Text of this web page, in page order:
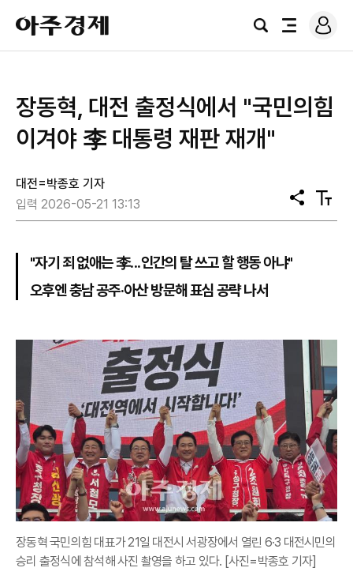
아
주
경
검
전
로
그
장동혁, 대전 출정식에서 "국민의힘
이겨야 李 대통령 재판 재개"
대전=박종호 기자
입력 2026-05-21 13:13
공
유
텍
스
"자기 죄 없애는 李...인간의 탈 쓰고 할 행동 아냐"
오후엔 충남 공주·아산 방문해 표심 공략 나서
장동혁 국민의힘 대표가 21일 대전시 서광장에서 열린 6·3 대전시민의
승리 출정식에 참석해 사진 촬영을 하고 있다. [사진=박종호 기자]